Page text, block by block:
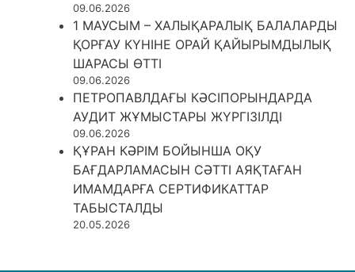
09.06.2026
1 МАУСЫМ – ХАЛЫҚАРАЛЫҚ БАЛАЛАРДЫ
ҚОРҒАУ КҮНІНЕ ОРАЙ ҚАЙЫРЫМДЫЛЫҚ
ШАРАСЫ ӨТТІ
09.06.2026
ПЕТРОПАВЛДАҒЫ КӘСІПОРЫНДАРДА
АУДИТ ЖҰМЫСТАРЫ ЖҮРГІЗІЛДІ
09.06.2026
ҚҰРАН КӘРІМ БОЙЫНША ОҚУ
БАҒДАРЛАМАСЫН СӘТТІ АЯҚТАҒАН
ИМАМДАРҒА СЕРТИФИКАТТАР
ТАБЫСТАЛДЫ
20.05.2026